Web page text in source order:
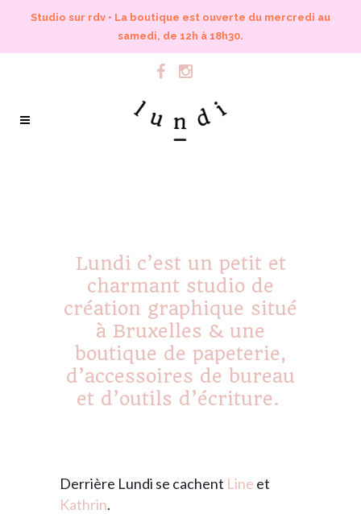
Studio sur rdv • La boutique est ouverte du mercredi au
samedi, de 12h à 18h30.
Lundi c’est un petit et
charmant studio de
création graphique situé
à Bruxelles & une
boutique de papeterie,
d’accessoires de bureau
et d’outils d’écriture.
Derrière Lundi se cachent Line et
Kathrin.